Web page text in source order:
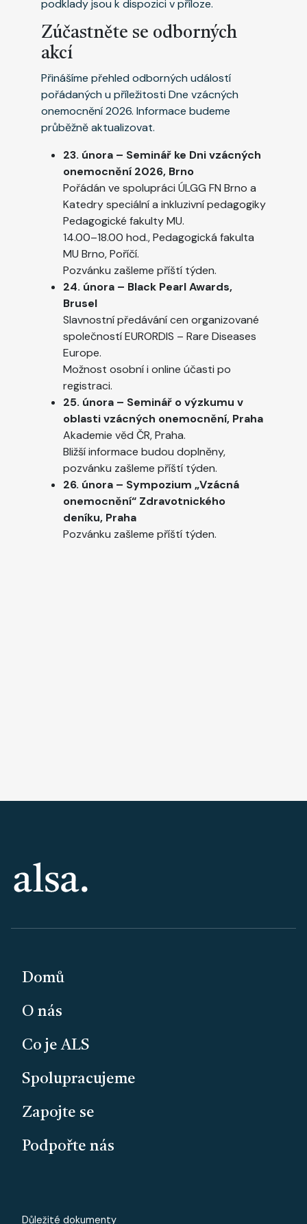
podklady jsou k dispozici v příloze.
Zúčastněte se odborných
akcí
Přinášíme přehled odborných událostí
pořádaných u příležitosti Dne vzácných
onemocnění 2026. Informace budeme
průběžně aktualizovat.
23. února – Seminář ke Dni vzácných
onemocnění 2026, Brno
Pořádán ve spolupráci ÚLGG FN Brno a
Katedry speciální a inkluzivní pedagogiky
Pedagogické fakulty MU.
14.00–18.00 hod., Pedagogická fakulta
MU Brno, Poříčí.
Pozvánku zašleme příští týden.
24. února – Black Pearl Awards,
Brusel
Slavnostní předávání cen organizované
společností EURORDIS – Rare Diseases
Europe.
Možnost osobní i online účasti po
registraci.
25. února – Seminář o výzkumu v
oblasti vzácných onemocnění, Praha
Akademie věd ČR, Praha.
Bližší informace budou doplněny,
pozvánku zašleme příští týden.
26. února – Sympozium „Vzácná
onemocnění“ Zdravotnického
deníku, Praha
Pozvánku zašleme příští týden.
PATIČKA
Domů
O nás
Co je ALS
Spolupracujeme
Zapojte se
Podpořte nás
Důležité dokumenty